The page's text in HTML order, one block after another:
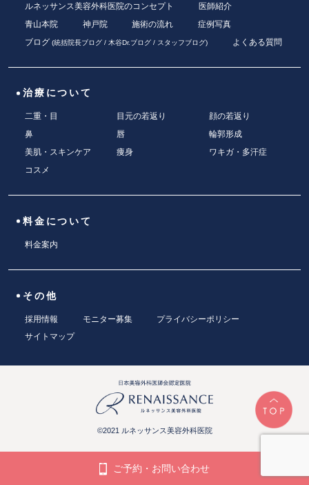
ルネッサンス美容外科医院のコンセプト
医師紹介
青山本院
神戸院 施術の流れ
症例写真
ブログ (統括院長ブログ/ 木谷Dr.ブログ/ スタッフブログ) よくある質問
治療について
二重・目 目元の若返り
顔の若返り
鼻
唇
輪郭形成
美肌・スキンケア
痩身
ワキガ・多汗症
コスメ
料金について
料金案内
その他
採用情報 モニター募集
プライバシーポリシー
サイトマップ
©2021 ルネッサンス美容外科医院
ご予約・お問い合わせ